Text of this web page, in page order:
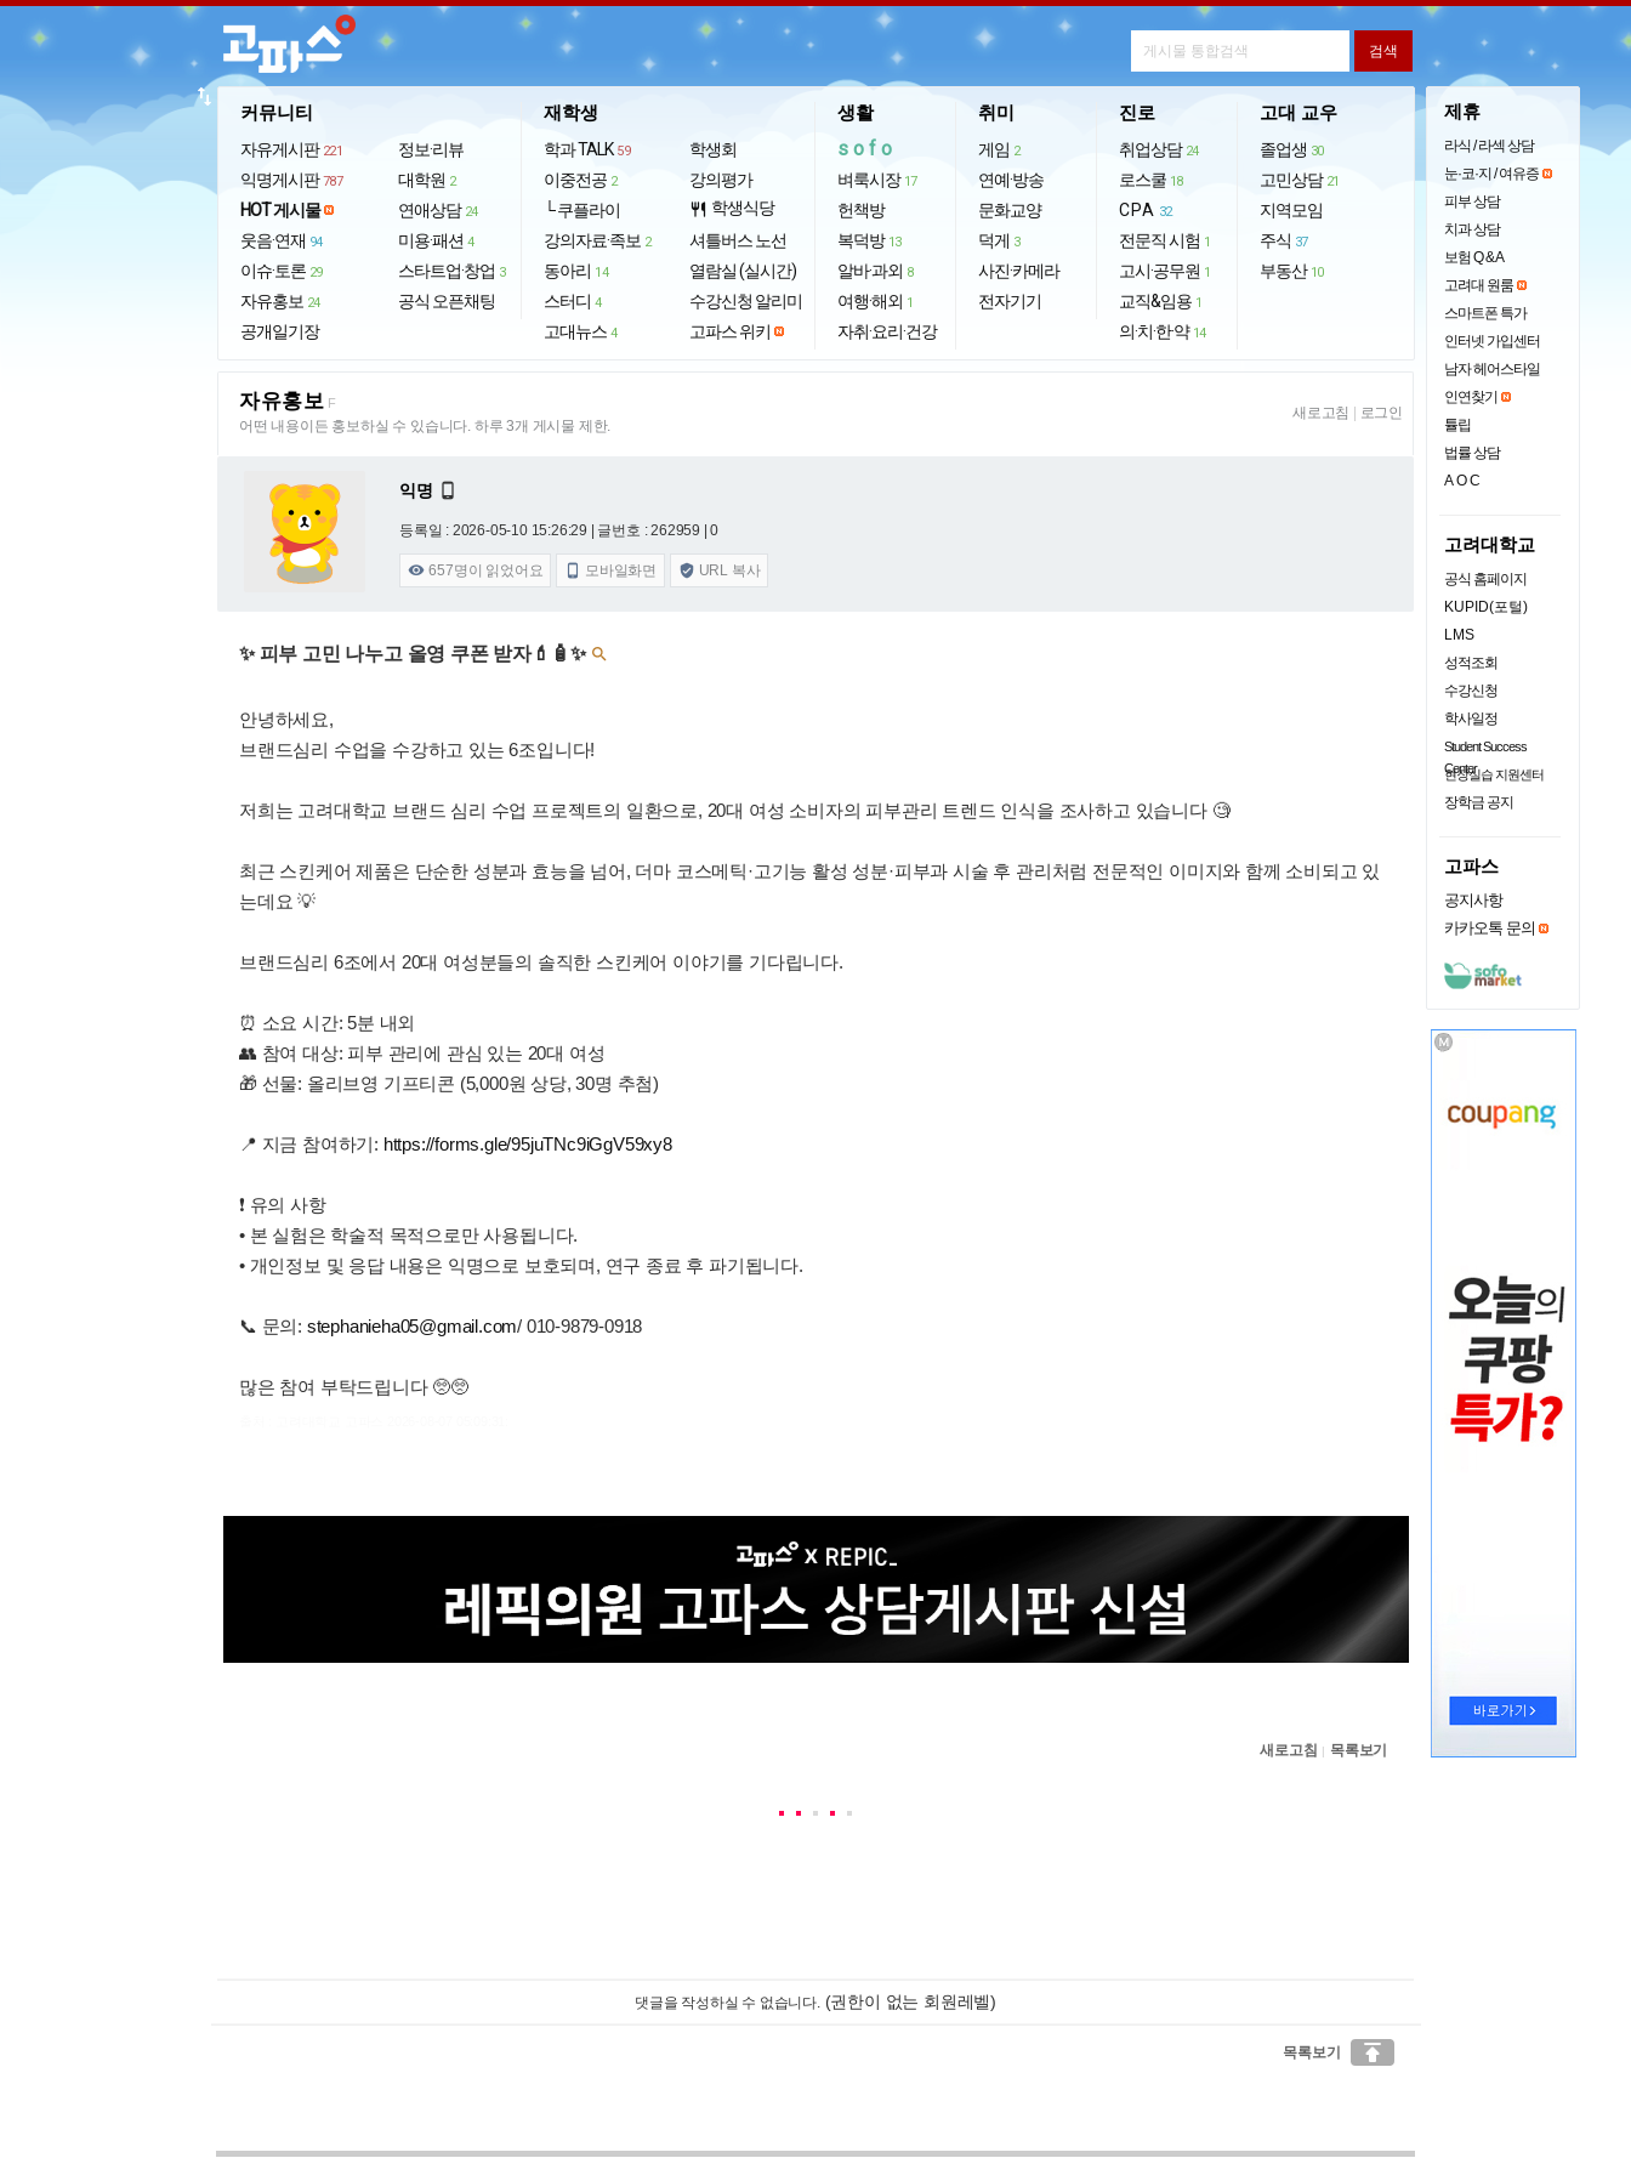
커뮤니티
자유게시판 221
익명게시판 787
HOT 게시물
웃음·연재 94
이슈·토론 29
자유홍보 24
공개일기장
정보·리뷰
대학원 2
연애상담 24
미용·패션 4
스타트업·창업 3
공식 오픈채팅
재학생
학과 TALK 59
이중전공 2
└ 쿠플라이
강의자료·족보 2
동아리 14
스터디 4
고대뉴스 4
학생회
강의평가
restaurant 학생식당
셔틀버스 노선
열람실 (실시간)
수강신청 알리미
고파스 위키
생활
sofo
벼룩시장 17
헌책방
복덕방 13
알바·과외 8
여행·해외 1
자취·요리·건강
취미
게임 2
연예·방송
문화교양
덕게 3
사진·카메라
전자기기
진로
취업상담 24
로스쿨 18
CPA 32
전문직 시험 1
고시·공무원 1
교직&임용 1
의·치·한·약 14
고대 교우
졸업생 30
고민상담 21
지역모임
주식 37
부동산 10
import_export
자유홍보 F
어떤 내용이든 홍보하실 수 있습니다. 하루 3개 게시물 제한.
새로고침 로그인
익명 
등록일 : 2026-05-10 15:26:29 | 글번호 : 262959 | 0
 657명이 읽었어요  모바일화면  URL 복사
✨ 피부 고민 나누고 올영 쿠폰 받자💄🧴✨ 
안녕하세요,
브랜드심리 수업을 수강하고 있는 6조입니다!
저희는 고려대학교 브랜드 심리 수업 프로젝트의 일환으로, 20대 여성 소비자의 피부관리 트렌드 인식을 조사하고 있습니다 🧐
최근 스킨케어 제품은 단순한 성분과 효능을 넘어, 더마 코스메틱·고기능 활성 성분·피부과 시술 후 관리처럼 전문적인 이미지와 함께 소비되고 있
는데요 💡
브랜드심리 6조에서 20대 여성분들의 솔직한 스킨케어 이야기를 기다립니다.
⏰ 소요 시간: 5분 내외
👥 참여 대상: 피부 관리에 관심 있는 20대 여성
🎁 선물: 올리브영 기프티콘 (5,000원 상당, 30명 추첨)
📍 지금 참여하기: https://forms.gle/95juTNc9iGgV59xy8
❗ 유의 사항
• 본 실험은 학술적 목적으로만 사용됩니다.
• 개인정보 및 응답 내용은 익명으로 보호되며, 연구 종료 후 파기됩니다.
📞 문의: stephanieha05@gmail.com/ 010-9879-0918
많은 참여 부탁드립니다 🥺🥺
새로고침 | 목록보기
댓글을 작성하실 수 없습니다. (권한이 없는 회원레벨)
목록보기 
제휴
라식 / 라섹 상담
눈·코·지 / 여유증
피부 상담
치과 상담
보험 Q & A
고려대 원룸
스마트폰 특가
인터넷 가입센터
남자 헤어스타일
인연찾기
튤립
법률 상담
AOC
고려대학교
공식 홈페이지
KUPID(포털)
LMS
성적조회
수강신청
학사일정
Student Success
Center
현장실습 지원센터
장학금 공지
고파스
공지사항
카카오톡 문의